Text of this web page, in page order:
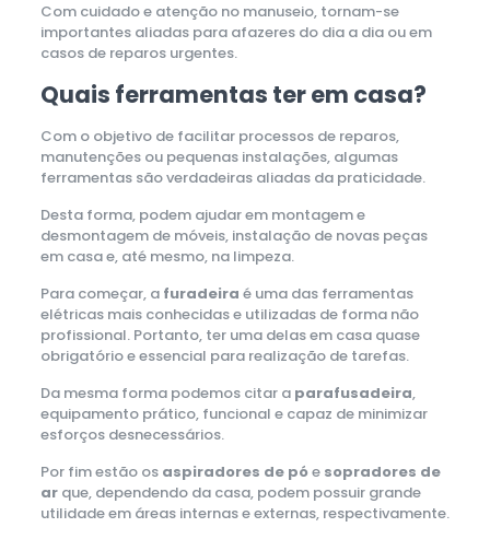
Com cuidado e atenção no manuseio, tornam-se
importantes aliadas para afazeres do dia a dia ou em
casos de reparos urgentes.
Quais ferramentas ter em casa?
Com o objetivo de facilitar processos de reparos,
manutenções ou pequenas instalações, algumas
ferramentas são verdadeiras aliadas da praticidade.
Desta forma, podem ajudar em montagem e
desmontagem de móveis, instalação de novas peças
em casa e, até mesmo, na limpeza.
Para começar, a furadeira é uma das ferramentas
elétricas mais conhecidas e utilizadas de forma não
profissional. Portanto, ter uma delas em casa quase
obrigatório e essencial para realização de tarefas.
Da mesma forma podemos citar a parafusadeira,
equipamento prático, funcional e capaz de minimizar
esforços desnecessários.
Por fim estão os aspiradores de póe sopradores de
arque, dependendo da casa, podem possuir grande
utilidade em áreas internas e externas, respectivamente.